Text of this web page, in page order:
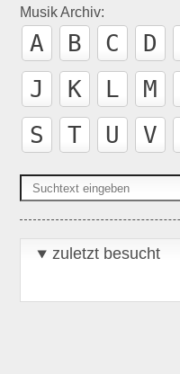
Musik Archiv:
A B C D
J
K L M
S
T U V
Suchen
zuletzt besucht